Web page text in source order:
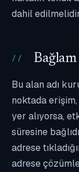
dahil
Bu alan adı
noktada
yer alıyorsa,
süresine
adrese
adrese